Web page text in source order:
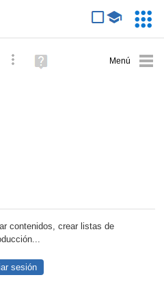
Búsqueda avanzada
Ayuda
(en
contenidos, crear listas de
sesión